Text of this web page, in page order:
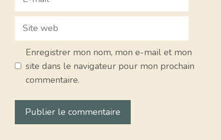
Site
Enregistrer mon nom, mon e-mail et mon
site dans le navigateur pour mon prochain
commentaire.